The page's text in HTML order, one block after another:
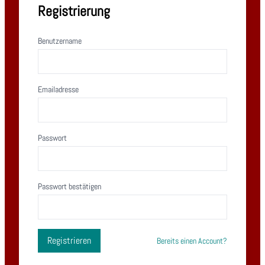
Registrierung
Benutzername
Emailadresse
Passwort
Passwort bestätigen
Registrieren Bereits einen Account?